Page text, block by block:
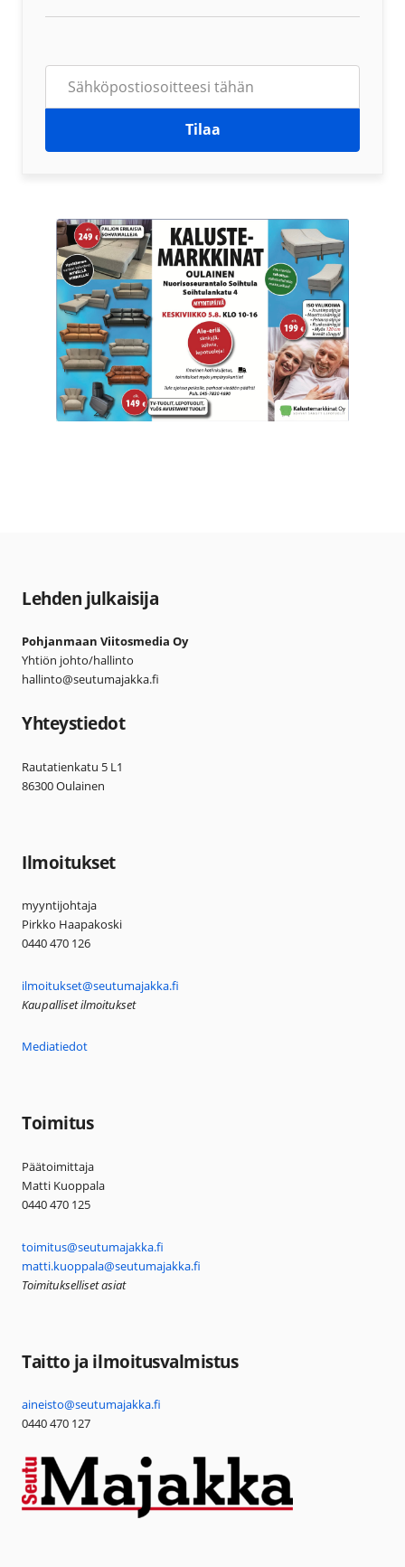
Tilaa
Lehden julkaisija
Pohjanmaan Viitosmedia Oy
Yhtiön johto/hallinto
hallinto@seutumajakka.fi
Yhteystiedot
Rautatienkatu 5 L1
86300 Oulainen
Ilmoitukset
myyntijohtaja
Pirkko Haapakoski
0440 470 126
ilmoitukset@seutumajakka.fi
Kaupalliset ilmoitukset
Mediatiedot
Toimitus
Päätoimittaja
Matti Kuoppala
0440 470 125
toimitus@seutumajakka.fi
matti.kuoppala@seutumajakka.fi
Toimitukselliset asiat
Taitto ja ilmoitusvalmistus
aineisto@seutumajakka.fi
0440 470 127